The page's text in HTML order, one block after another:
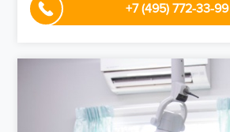
+7 (495) 772-33-99